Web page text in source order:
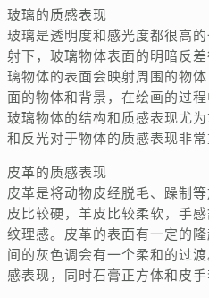
玻璃的质感表现
玻璃是透明度和感光度都很高
射下，玻璃物体表面的明暗反
璃物体的表面会映射周围的物
面的物体和背景，在绘画的过
玻璃物体的结构和质感表现尤
和反光对于物体的质感表现非
皮革的质感表现
皮革是将动物皮经脱毛、躁制
皮比较硬，羊皮比较柔软，手
纹理感。皮革的表面有一定的
间的灰色调会有一个柔和的过
感表现，同时石膏正方体和皮